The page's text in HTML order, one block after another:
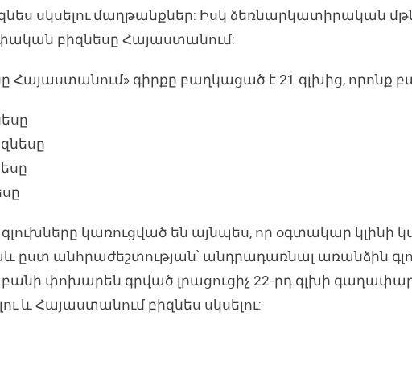
սկսելու մաղթանքներ: Իսկ ձեռնարկատիրական
բիզնեսը Հայաստանում:
Հայաստանում» գիրքը բաղկացած է 21 գլխից, որոնք
գլուխները կառուցված են այնպես, որ օգտակար
ըստ անհրաժեշտության՝ անդրադառնալ առանձին
փոխարեն գրված լրացուցիչ 22-րդ գլխի գաղափարն
և Հայաստանում բիզնես սկսելու: